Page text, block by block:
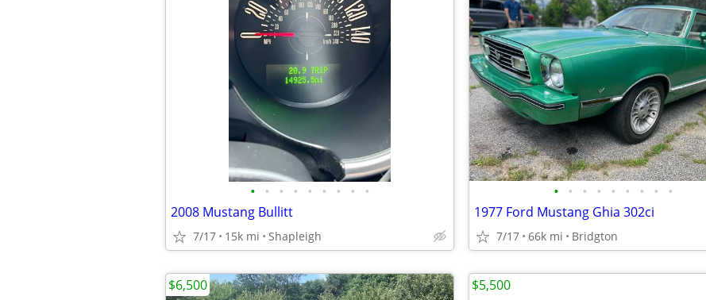
• • • • • • • • •
2008 Mustang Bullitt
7/17 15k mi Shapleigh
• • • • • • • • •
1977 Ford Mustang Ghia 302ci
7/17 66k mi Bridgton
$6,500 $5,500